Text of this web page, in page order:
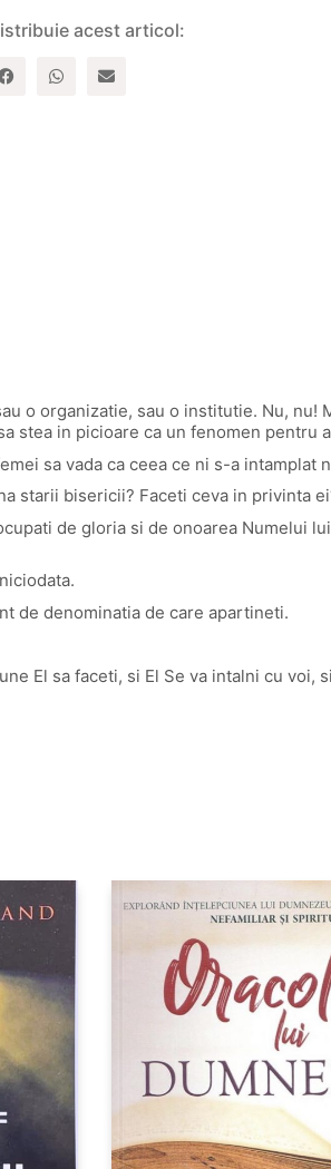
acest articol:
o organizatie, sau o institutie. Nu,
stea in picioare ca un fenomen pentru
sa vada ca ceea ce ni s-a intamplat
starii bisericii? Faceti ceva in privinta
de gloria si de onoarea Numelui
de denominatia de care apartineti.
El sa faceti, si El Se va intalni cu